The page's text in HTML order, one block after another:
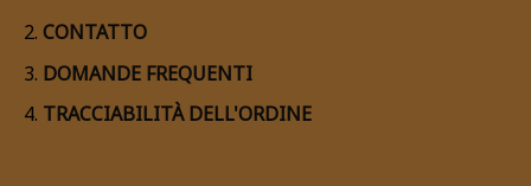
CONTATTO
DOMANDE FREQUENTI
TRACCIABILITÀ DELL'ORDINE